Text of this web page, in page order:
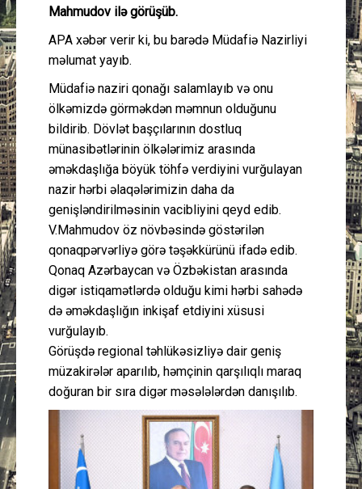
Mahmudov ilə görüşüb.
APA xəbər verir ki, bu barədə Müdafiə Nazirliyi
məlumat yayıb.
Müdafiə naziri qonağı salamlayıb və onu
ölkəmizdə görməkdən məmnun olduğunu
bildirib. Dövlət başçılarının dostluq
münasibətlərinin ölkələrimiz arasında
əməkdaşlığa böyük töhfə verdiyini vurğulayan
nazir hərbi əlaqələrimizin daha da
genişləndirilməsinin vacibliyini qeyd edib.
V.Mahmudov öz növbəsində göstərilən
qonaqpərvərliyə görə təşəkkürünü ifadə edib.
Qonaq Azərbaycan və Özbəkistan arasında
digər istiqamətlərdə olduğu kimi hərbi sahədə
də əməkdaşlığın inkişaf etdiyini xüsusi
vurğulayıb.
Görüşdə regional təhlükəsizliyə dair geniş
müzakirələr aparılıb, həmçinin qarşılıqlı maraq
doğuran bir sıra digər məsələlərdən danışılıb.